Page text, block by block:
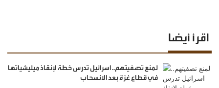
اقرأ أيضا
لمنع تصفيتهم.. اسرائيل تدرس خطة لإنقاذ ميليشياتها
في قطاع غزة بعد الانسحاب